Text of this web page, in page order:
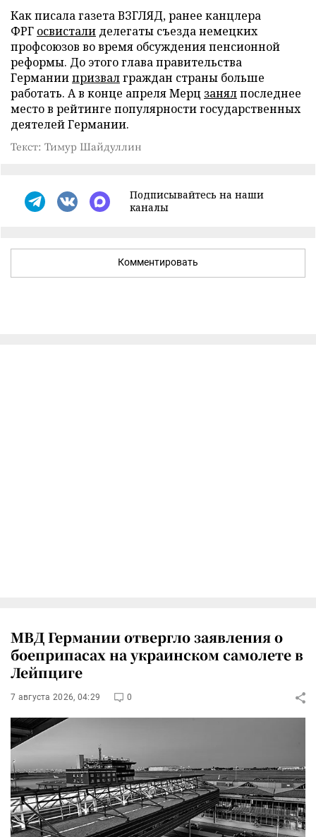
Как писала газета ВЗГЛЯД, ранее канцлера
ФРГ освистали делегаты съезда немецких
профсоюзов во время обсуждения пенсионной
реформы. До этого глава правительства
Германиипризвалграждан страны больше
работать. А в конце апреля Мерц занялпоследнее
место в рейтинге популярности государственных
деятелей Германии.
Текст: Тимур Шайдуллин
Подписывайтесь на наши
каналы
Комментировать
МВД Германии отвергло заявления о
боеприпасах на украинском самолете в
Лейпциге
7 августа 2026, 04:29 0